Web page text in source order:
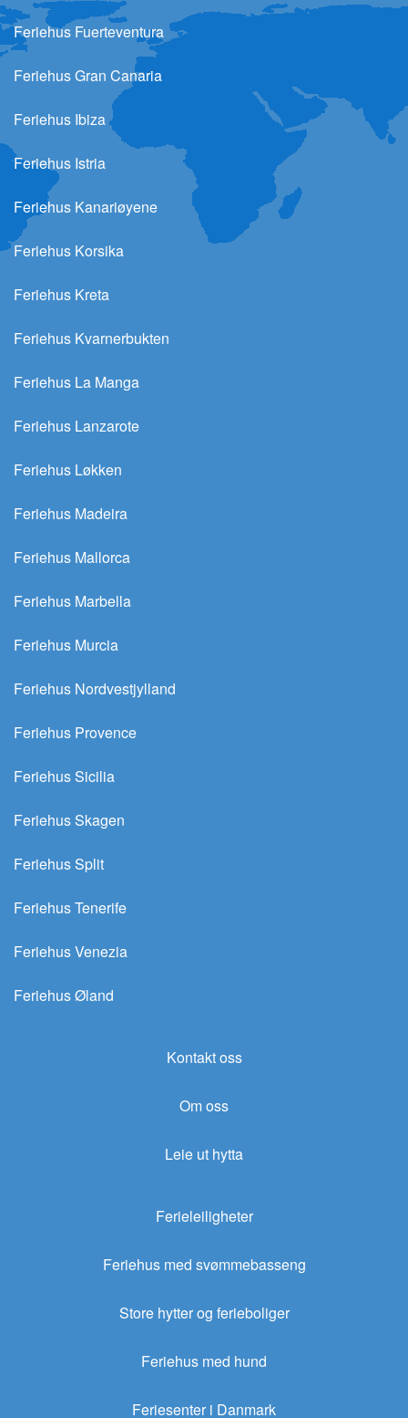
Feriehus Fuerteventura
Feriehus Gran Canaria
Feriehus Ibiza
Feriehus Istria
Feriehus Kanariøyene
Feriehus Korsika
Feriehus Kreta
Feriehus Kvarnerbukten
Feriehus La Manga
Feriehus Lanzarote
Feriehus Løkken
Feriehus Madeira
Feriehus Mallorca
Feriehus Marbella
Feriehus Murcia
Feriehus Nordvestjylland
Feriehus Provence
Feriehus Sicilia
Feriehus Skagen
Feriehus Split
Feriehus Tenerife
Feriehus Venezia
Feriehus Øland
Kontakt oss
Om oss
Leie ut hytta
Ferieleiligheter
Feriehus med svømmebasseng
Store hytter og ferieboliger
Feriehus med hund
Feriesenter i Danmark